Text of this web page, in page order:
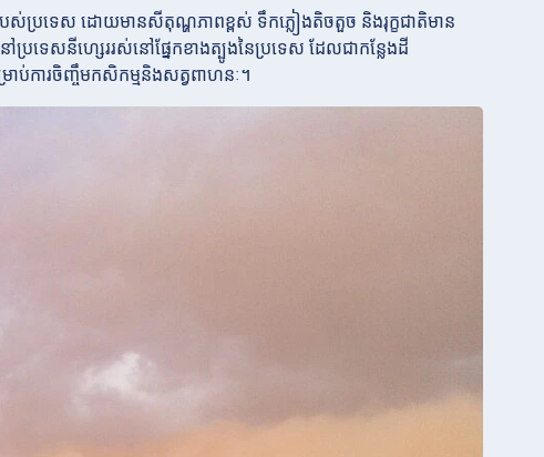
ស់ប្រទេស ដោយមានសីតុណ្ហភាពខ្ពស់ ទឹកភ្លៀងតិចតួច និងរុក្ខជាតិមាន
ទេសនីហ្សេររស់នៅផ្នែកខាងត្បូងនៃប្រទេស ដែលជាកន្លែងដី
ប់ការចិញ្ចឹមកសិកម្មនិងសត្វពាហនៈ។